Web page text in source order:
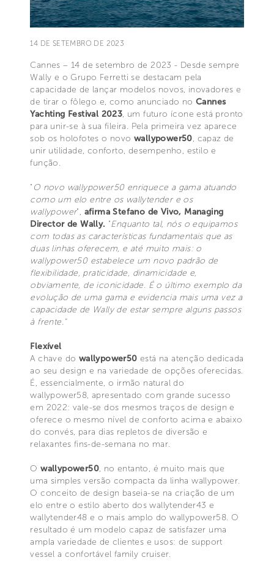
14 DE SETEMBRO DE 2023
Cannes – 14 de setembro de 2023 - Desde sempre
Wally e o Grupo Ferretti se destacam pela
capacidade de lançar modelos novos, inovadores e
de tirar o fôlego e, como anunciado no Cannes
Yachting Festival 2023, um futuro ícone está pronto
para unir-se à sua fileira. Pela primeira vez aparece
sob os holofotes o novo wallypower50, capaz de
unir utilidade, conforto, desempenho, estilo e
função.
" O novo wallypower50 enriquece a gama atuando
como um elo entre os wallytender e os
wallypower", afirma Stefano de Vivo, Managing
Director de Wally. "Enquanto tal, nós o equipamos
com todas as características fundamentais que as
duas linhas oferecem, e até muito mais: o
wallypower50 estabelece um novo padrão de
flexibilidade, praticidade, dinamicidade e,
obviamente, de iconicidade. É o último exemplo da
evolução de uma gama e evidencia mais uma vez a
capacidade de Wally de estar sempre alguns passos
à frente."
Flexível
A chave do wallypower50 está na atenção dedicada
ao seu design e na variedade de opções oferecidas.
É, essencialmente, o irmão natural do
wallypower58, apresentado com grande sucesso
em 2022: vale-se dos mesmos traços de design e
oferece o mesmo nível de conforto acima e abaixo
do convés, para dias repletos de diversão e
relaxantes fins-de-semana no mar.
O wallypower50, no entanto, é muito mais que
uma simples versão compacta da linha wallypower.
O conceito de design baseia-se na criação de um
elo entre o estilo aberto dos wallytender43 e
wallytender48 e o mais amplo do wallypower58. O
resultado é um modelo capaz de satisfazer uma
ampla variedade de clientes e usos: de support
vessel a confortável family cruiser.